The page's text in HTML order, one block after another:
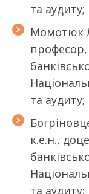
та аудиту;
Момотюк
та аудиту;
к.е.н.,
та аудиту;